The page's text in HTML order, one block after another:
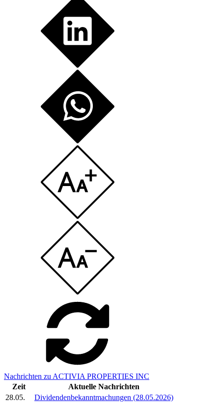
Nachrichten zu ACTIVIA PROPERTIES INC
Zeit
Aktuelle Nachrichten
28.05.
Dividendenbekanntmachungen (28.05.2026)